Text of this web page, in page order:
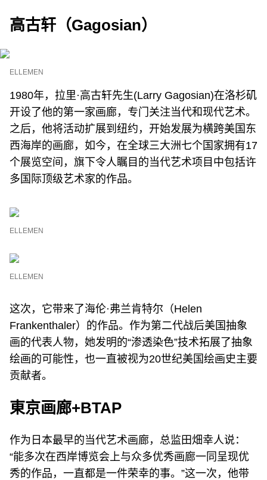
高古轩（Gagosian）
ELLEMEN
1980年，拉里·高古轩先生(Larry Gagosian)在洛杉矶
开设了他的第一家画廊，专门关注当代和现代艺术。
之后，他将活动扩展到纽约，开始发展为横跨美国东
西海岸的画廊，如今，在全球三大洲七个国家拥有17
个展览空间，旗下令人瞩目的当代艺术项目中包括许
多国际顶级艺术家的作品。
ELLEMEN
ELLEMEN
这次，它带来了海伦·弗兰肯特尔（Helen
Frankenthaler）的作品。作为第二代战后美国抽象
画的代表人物，她发明的“渗透染色”技术拓展了抽象
绘画的可能性，也一直被视为20世纪美国绘画史主要
贡献者。
東京画廊+BTAP
作为日本最早的当代艺术画廊，总监田畑幸人说：
“能多次在西岸博览会上与众多优秀画廊一同呈现优
秀的作品，一直都是一件荣幸的事。”这一次，他带